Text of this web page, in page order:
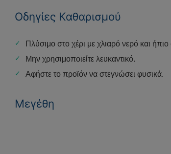
Οδηγίες Καθαρισμού
Πλύσιμο στο χέρι με χλιαρό νερό και
Μην χρησιμοποιείτε λευκαντικό.
Αφήστε το προϊόν να στεγνώσει φυσικά.
Μεγέθη